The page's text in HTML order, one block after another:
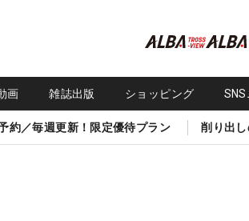
画 雑誌出版 ショッピング
約／毎週更新！限定優待プラン 削り出